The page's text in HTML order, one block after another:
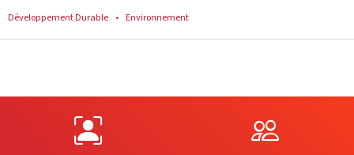
Développement Durable Environnement